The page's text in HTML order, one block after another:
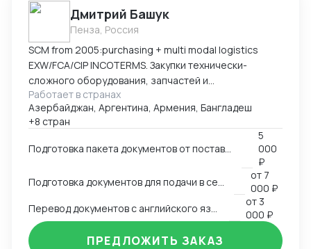
Дмитрий Башук
Пенза, Россия
SCM from 2005:purchasing + multi modal logistics
EXW/FCA/CIP INCOTERMS. Закупки технически-
сложного оборудования, запчастей и
комплектующих к нему.
Работает в странах
Азербайджан, Аргентина, Армения, Бангладеш
+8 стран
Подготовка пакета документов от поставщика на EXW, FCA, CIP
5
000
₽
от 7
000 ₽
от 3
000 ₽
ПРЕДЛОЖИТЬ ЗАКАЗ